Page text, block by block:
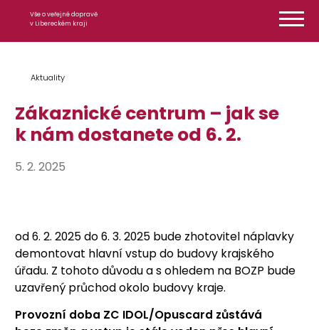
Vše o veřejné dopravě
v Libereckém kraji
Aktuality
Zákaznické centrum – jak se
k nám dostanete od 6. 2.
5. 2. 2025
od 6. 2. 2025 do 6. 3. 2025 bude zhotovitel náplavky
demontovat hlavní vstup do budovy krajského
úřadu. Z tohoto důvodu a s ohledem na BOZP bude
uzavřený průchod okolo budovy kraje.
Provozní doba ZC IDOL/Opuscard zůstává